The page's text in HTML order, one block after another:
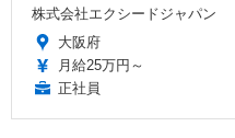
株式会社エクシードジャパン
大阪府
月給25万円～
正社員